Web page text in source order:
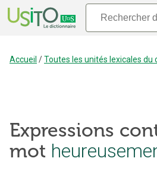
Accueil /Toutes les unités lexicales du
Expressions
mot